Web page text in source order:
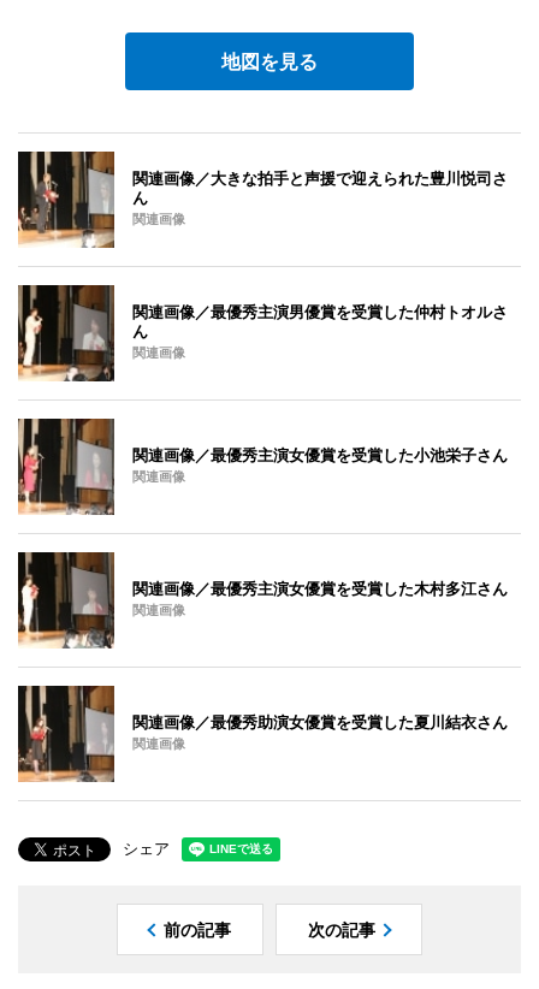
地図を見る
関連画像／大きな拍手と声援で迎えられた豊川悦司さ
ん
関連画像
関連画像／最優秀主演男優賞を受賞した仲村トオルさ
ん
関連画像
関連画像／最優秀主演女優賞を受賞した小池栄子さん
関連画像
関連画像／最優秀主演女優賞を受賞した木村多江さん
関連画像
関連画像／最優秀助演女優賞を受賞した夏川結衣さん
関連画像
シェア
前の記事 次の記事